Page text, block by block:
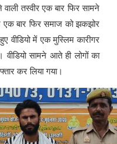
तस्वीर एक बार फिर सामने
बार फिर समाज को झकझोर
वीडियो में एक मुस्लिम कारीगर
सामने आते ही लोगों का
कर लिया गया।